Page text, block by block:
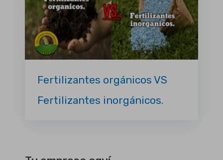
Fertilizantes orgánicos VS
Fertilizantes inorgánicos.